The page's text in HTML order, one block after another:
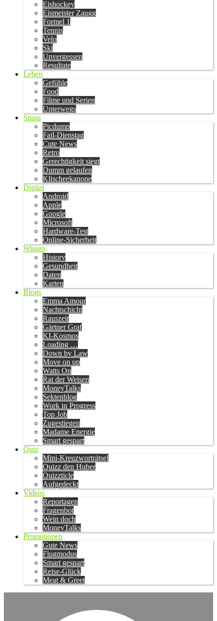
Eishockey
Eismeister Zaugg
Formel 1
Tennis
Velo
Ski
Unvergessen
Resultate
Leben
Gefühle
Food
Filme und Serien
Unterwegs
Spass
Picdump
Fail-Dienstag
Cute News
Retro
Gerechtigkeit siegt
Dumm gelaufen
Klischeekanone
Digital
Android
Apple
Google
Microsoft
Hardware-Test
Online-Sicherheit
Wissen
History
Gesundheit
Daten
Karten
Blogs
Emma Amour
Nachtschicht
Rauszeit
Gärtner Graf
KI-Kosmos
Loading …
Down by Law
Move on up
Watts On
Rat der Weisen
MoneyTalks
Sektenblog
Work in Progress
Top Job
Zugestiegen
Madame Energie
Smart gespart
Quiz
Mini-Kreuzworträtsel
Quizz den Huber
Quizzticle
Aufgedeckt
Videos
Reportagen
Fragenbot
Wein doch
MoneyTalks
Promotionen
Gute News
Flugmodus
Smart gespart
Reise-Glück
Meat & Greet